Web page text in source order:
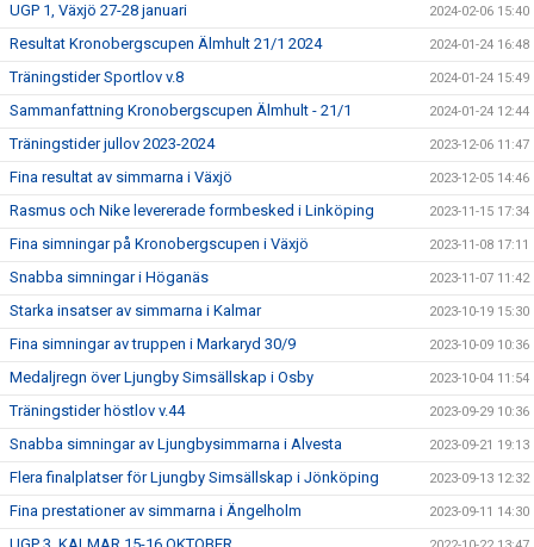
UGP 1, Växjö 27-28 januari 2024-02-06 15:40
Resultat Kronobergscupen Älmhult 21/1 2024 2024-01-24 16:48
Träningstider Sportlov v.8 2024-01-24 15:49
Sammanfattning Kronobergscupen Älmhult - 21/1 2024-01-24 12:44
Träningstider jullov 2023-2024 2023-12-06 11:47
Fina resultat av simmarna i Växjö 2023-12-05 14:46
Rasmus och Nike levererade formbesked i Linköping 2023-11-15 17:34
Fina simningar på Kronobergscupen i Växjö 2023-11-08 17:11
Snabba simningar i Höganäs 2023-11-07 11:42
Starka insatser av simmarna i Kalmar 2023-10-19 15:30
Fina simningar av truppen i Markaryd 30/9 2023-10-09 10:36
Medaljregn över Ljungby Simsällskap i Osby 2023-10-04 11:54
Träningstider höstlov v.44 2023-09-29 10:36
Snabba simningar av Ljungbysimmarna i Alvesta 2023-09-21 19:13
Flera finalplatser för Ljungby Simsällskap i Jönköping 2023-09-13 12:32
Fina prestationer av simmarna i Ängelholm 2023-09-11 14:30